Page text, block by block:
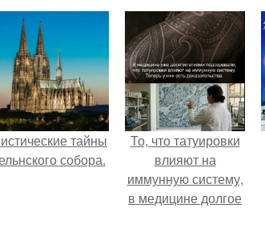
тайны
собора.
То, что татуировки
влияют на
иммунную систему,
в медицине долгое